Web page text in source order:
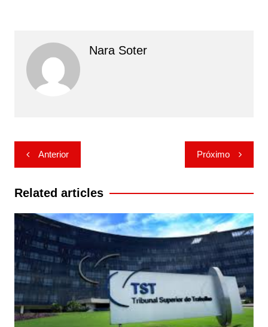
Nara Soter
Navegação
de
Post
Anterior Próximo
Related articles